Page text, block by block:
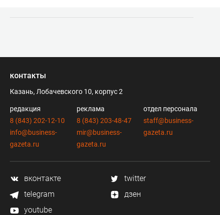
контакты
Казань, Лобачевского 10, корпус 2
редакция
8 (843) 202-12-10
info@business-
gazeta.ru
реклама
8 (843) 203-48-47
mir@business-
gazeta.ru
отдел персонала
staff@business-
gazeta.ru
вконтакте
twitter
telegram
дзен
youtube